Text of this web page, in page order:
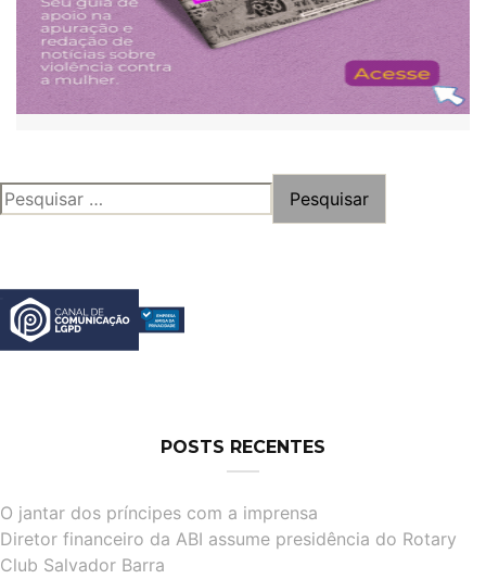
PESQUISAR
POR:
POSTS RECENTES
O jantar dos príncipes com a imprensa
Diretor financeiro da ABI assume presidência do Rotary
Club Salvador Barra